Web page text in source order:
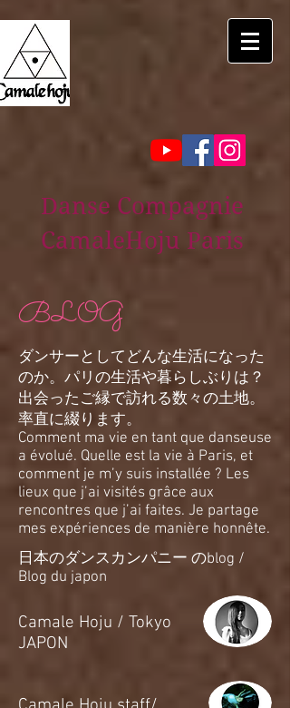
Danse Compagnie
CamaleHoju Paris
BLOG
ダンサーとしてどんな生活になった
のか。パリの生活や暮らしぶりは？
出会ったご縁で訪れる数々の土地。
率直に綴ります。
Comment ma vie en tant que danseuse
a évolué. Quelle est la vie à Paris, et
comment je m’y suis installée ? Les
lieux que j’ai visités grâce aux
rencontres que j’ai faites. Je partage
mes expériences de manière honnête.
日本のダンスカンパニー のblog /
Blog du japon
​Camale Hoju / Tokyo
JAPON